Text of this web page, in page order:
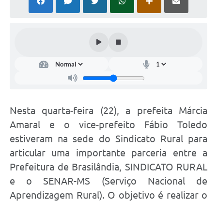
Formulário
Nesta quarta-feira (22), a prefeita Márcia
Amaral e o vice-prefeito Fábio Toledo
estiveram na sede do Sindicato Rural para
articular uma importante parceria entre a
Prefeitura de Brasilândia, SINDICATO RURAL
e o SENAR-MS (Serviço Nacional de
Aprendizagem Rural). O objetivo é realizar o